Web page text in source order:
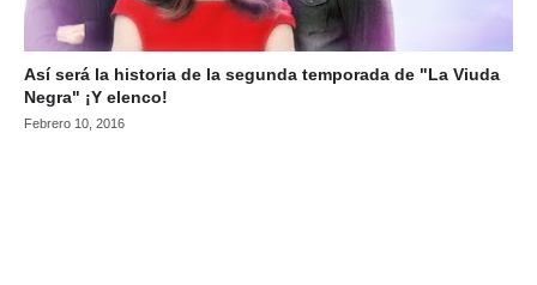
Así será la historia de la segunda temporada de "La Viuda
Negra" ¡Y elenco!
Febrero 10, 2016